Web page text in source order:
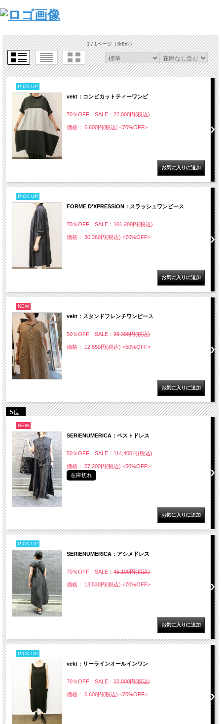
1 / 1ページ（全8件）
PICK UP
vekt：コンビカットティーワンピ
70％OFF SALE： 22,000円(税込)
価格： 6,600円(税込) <70%OFF>
PICK UP
FORME D'XPRESSION：スラッシュワンピース
70％OFF SALE： 101,200円(税込)
価格： 30,360円(税込) <70%OFF>
NEW
vekt：スタンドフレンチワンピース
50％OFF SALE： 25,300円(税込)
価格： 12,650円(税込) <50%OFF>
5位
NEW
SERIENUMERICA：ベストドレス
50％OFF SALE： 114,400円(税込)
価格： 57,200円(税込) <50%OFF>
在庫切れ
PICK UP
SERIENUMERICA：アシメドレス
70％OFF SALE： 45,100円(税込)
価格： 13,530円(税込) <70%OFF>
PICK UP
vekt：リーラインオールインワン
70％OFF SALE： 22,000円(税込)
価格： 6,600円(税込) <70%OFF>